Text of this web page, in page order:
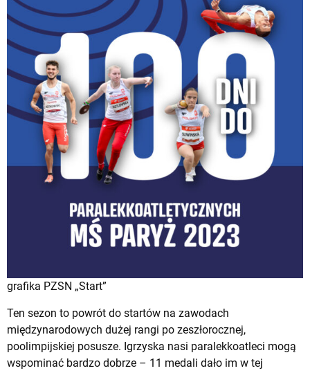
grafika PZSN „Start”
Ten sezon to powrót do startów na zawodach
międzynarodowych dużej rangi po zeszłorocznej,
poolimpijskiej posusze. Igrzyska nasi paralekkoatleci mogą
wspominać bardzo dobrze – 11 medali dało im w tej